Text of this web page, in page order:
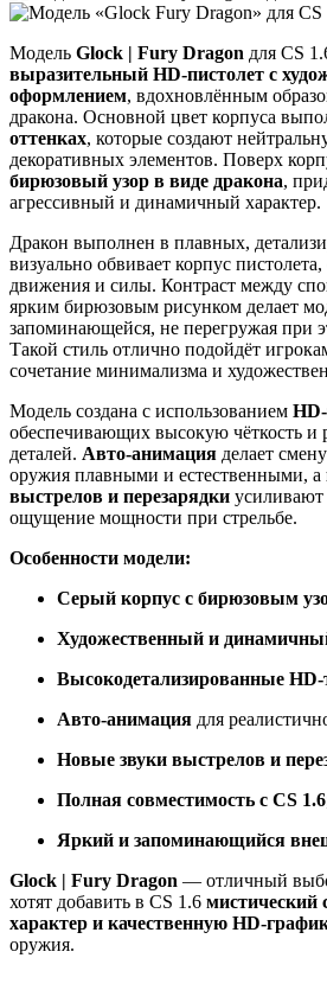
Модель Glock | Fury Dragon для CS
выразительный HD-пистолет с
оформлением, вдохновлённым
дракона. Основной цвет корпуса
оттенках, которые создают
декоративных элементов. Поверх
бирюзовый узор в виде дракона,
агрессивный и динамичный характер.
Дракон выполнен в плавных,
визуально обвивает корпус
движения и силы. Контраст между
ярким бирюзовым рисунком делает
запоминающейся, не перегружая при
Такой стиль отлично подойдёт
сочетание минимализма и
Модель создана с использованием
обеспечивающих высокую чёткость и
деталей. Авто-анимация делает
оружия плавными и естественными, а
выстрелов и перезарядки усиливают
ощущение мощности при стрельбе.
Особенности модели:
Серый корпус с бирюзовым
Художественный и
Высокодетализированные HD-
Авто-анимация для
Новые звуки выстрелов и
Полная совместимость с CS 1.6
Яркий и запоминающийся
Glock | Fury Dragon — отличный
хотят добавить в CS 1.6 мистический
характер и качественную HD-
оружия.